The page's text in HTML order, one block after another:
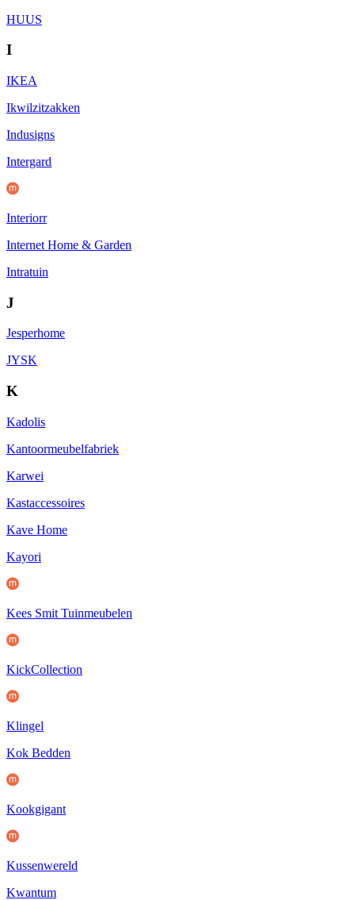
HUUS
I
IKEA
Ikwilzitzakken
Indusigns
Intergard
Interiorr
Internet Home & Garden
Intratuin
J
Jesperhome
JYSK
K
Kadolis
Kantoormeubelfabriek
Karwei
Kastaccessoires
Kave Home
Kayori
Kees Smit Tuinmeubelen
KickCollection
Klingel
Kok Bedden
Kookgigant
Kussenwereld
Kwantum